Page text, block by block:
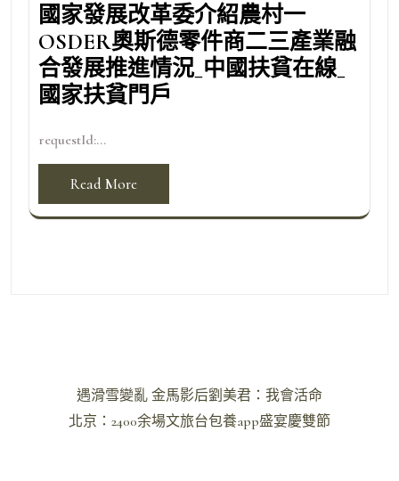
國家發展改革委介紹農村一
OSDER奧斯德零件商二三產業融
合發展推進情況_中國扶貧在線_
國家扶貧門戶
requestId:...
Read More
遇滑雪變亂 金馬影后劉美君：我會活命
北京：2400余場文旅台包養app盛宴慶雙節